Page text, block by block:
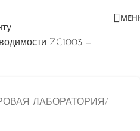
ЛАБОРАТОРИЯ/